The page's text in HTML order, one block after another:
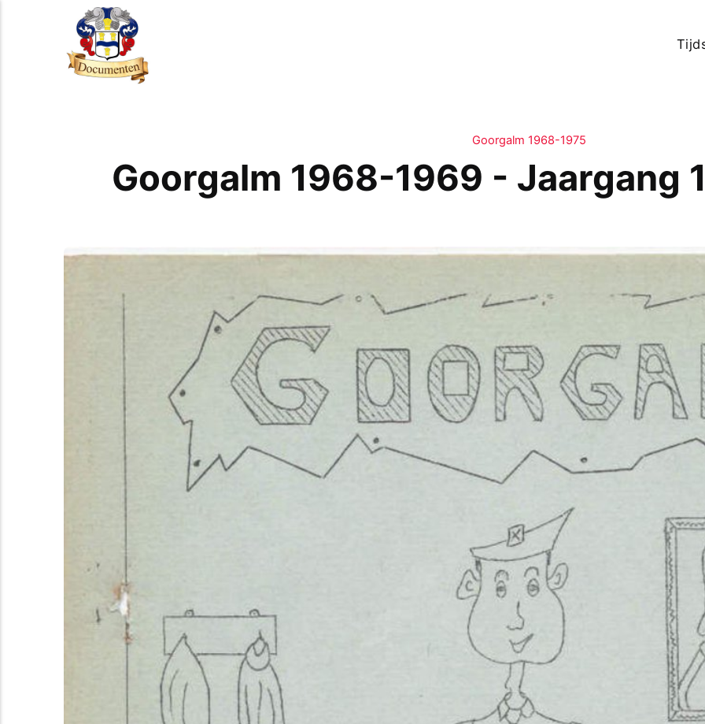
Goorgalm 1968-1975
Goorgalm 1968-1969 - Jaargang